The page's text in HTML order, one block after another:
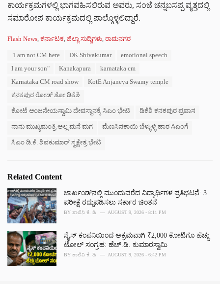
ಕಾರ್ಯಕ್ರಮಗಳಲ್ಲಿ ಭಾಗವಹಿಸಲಿರುವ ಅವರು, ಸಂಜೆ ಚನ್ನಬಸಪ್ಪ ವೃತ್ತದಲ್ಲಿ
ಸಮಾರೋಪ ಕಾರ್ಯಕ್ರಮದಲ್ಲಿ ಪಾಲ್ಗೊಳ್ಳಲಿದ್ದಾರೆ.
C
Flash News ಕರ್ನಾಟಕ ಜಿಲ್ಲಾ ಸುದ್ದಿಗಳು ರಾಮನಗರ
"I am not CM here DK Shivakumar
emotional speech
I am your son"
Kanakapura
karnataka cm
Karnataka CM road show
KotE Anjaneya Swamy temple
ಕನಕಪುರ ರೋಡ್ ಶೋ ಡಿಕೆಶಿ
ಕೋಟೆ ಆಂಜನೇಯಸ್ವಾಮಿ ದೇವಸ್ಥಾನಕ್ಕೆ ಸಿಎಂ ಭೇಟಿ ಡಿಕೆಶಿ ಕನಕಪುರ ಪ್ರವಾಸ
ನಾನು ಮುಖ್ಯಮಂತ್ರಿ ಅಲ್ಲ ಮನೆ ಮಗ ಮೆಣಸಿನಕಾಯಿ ಬೆಳ್ಳುಳ್ಳಿ ಹಾರ ಸಿಎಂಗೆ
ಸಿಎಂ ಡಿ.ಕೆ. ಶಿವಕುಮಾರ್ ಸ್ವಕ್ಷೇತ್ರ ಭೇಟಿ
Related Content
ಜಾರ್ಖಂಡ್‌ನಲ್ಲಿ ಮುಂದುವರೆದ ವಿದ್ಯಾರ್ಥಿಗಳ ಪ್ರತಿಭಟನೆ: 3
ಪರೀಕ್ಷೆ ರದ್ದುಪಡಿಸಲು ಸರ್ಕಾರ ಚಿಂತನೆ
BY ಶಾಲಿನಿ ಕೆ. ಡಿ AUGUST 9, 2026 - 8:11 PM
ನೈಸ್ ಕಂಪನಿಯಿಂದ ಅಕ್ರಮವಾಗಿ ₹2,000 ಕೋಟಿಗೂ ಹೆಚ್ಚು
ಟೋಲ್ ಸಂಗ್ರಹ: ಹೆಚ್.ಡಿ. ಕುಮಾರಸ್ವಾಮಿ
BY ಶಾಲಿನಿ ಕೆ. ಡಿ AUGUST 9, 2026 - 6:42 PM